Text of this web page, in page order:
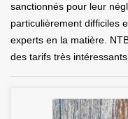
sanctionnés pour leur
particulièrement difficiles
experts en la matière.
des tarifs très